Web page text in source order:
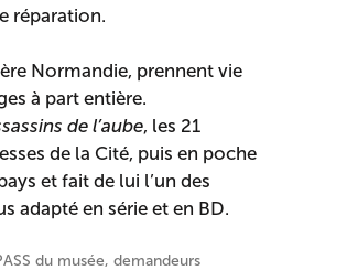
réparation.
Normandie, prennent vie
à part entière.
de l’aube, les 21
de la Cité, puis en poche
et fait de lui l’un des
adapté en série et en BD.
du musée, demandeurs